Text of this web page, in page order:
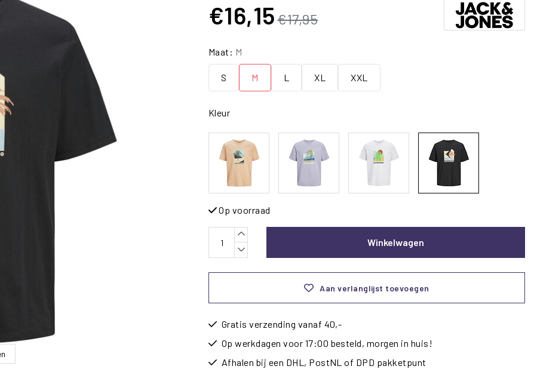
€16,15€17,95
Maat: M
S M L XL XXL
Kleur
Op voorraad
Winkelwagen
Aan verlanglijst toevoegen
Gratis verzending vanaf 40,-
Op werkdagen voor 17:00 besteld, morgen in huis!
Afhalen bij een DHL, PostNL of DPD pakketpunt